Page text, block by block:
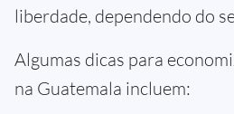
liberdade, dependendo do
Algumas dicas para
na Guatemala incluem: